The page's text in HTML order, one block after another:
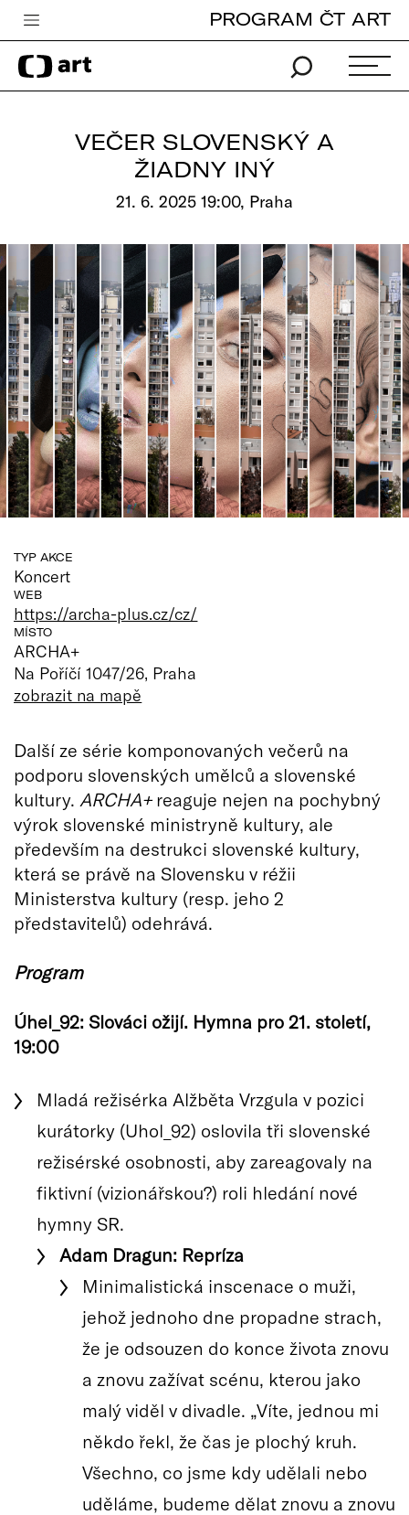
Česká televize
Zpravodajství
Vše o ČT
PROGRAM ČT ART
VEČER SLOVENSKÝ A
ŽIADNY INÝ
21. 6. 2025 19:00, Praha
TYP AKCE
Koncert
WEB
https://archa-plus.cz/cz/
MÍSTO
ARCHA+
Na Poříčí 1047/26, Praha
zobrazit na mapě
Další ze série komponovaných večerů na
podporu slovenských umělců a slovenské
kultury. ARCHA+reaguje nejen na pochybný
výrok slovenské ministryně kultury, ale
především na destrukci slovenské kultury,
která se právě na Slovensku v réžii
Ministerstva kultury (resp. jeho 2
představitelů) odehrává.
Program
Úhel_92: Slováci ožijí. Hymna pro 21. století,
19:00
Mladá režisérka Alžběta Vrzgula v pozici
kurátorky (Uhol_92) oslovila tři slovenské
režisérské osobnosti, aby zareagovaly na
fiktivní (vizionářskou?) roli hledání nové
hymny SR.
Adam Dragun: Repríza
Minimalistická inscenace o muži,
jehož jednoho dne propadne strach,
že je odsouzen do konce života znovu
a znovu zažívat scénu, kterou jako
malý viděl v divadle. „Víte, jednou mi
někdo řekl, že čas je plochý kruh.
Všechno, co jsme kdy udělali nebo
uděláme, budeme dělat znovu a znovu